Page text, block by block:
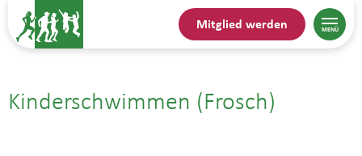
Mitglied werden
Kinderschwimmen (Frosch)